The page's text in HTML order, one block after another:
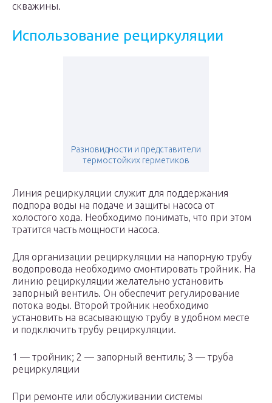
скважины.
Использование рециркуляции
Разновидности и представители
термостойких герметиков
Линия рециркуляции служит для поддержания
подпора воды на подаче и защиты насоса от
холостого хода. Необходимо понимать, что при этом
тратится часть мощности насоса.
Для организации рециркуляции на напорную трубу
водопровода необходимо смонтировать тройник. На
линию рециркуляции желательно установить
запорный вентиль. Он обеспечит регулирование
потока воды. Второй тройник необходимо
установить на всасывающую трубу в удобном месте
и подключить трубу рециркуляции.
1 — тройник; 2 — запорный вентиль; 3 — труба
рециркуляции
При ремонте или обслуживании системы